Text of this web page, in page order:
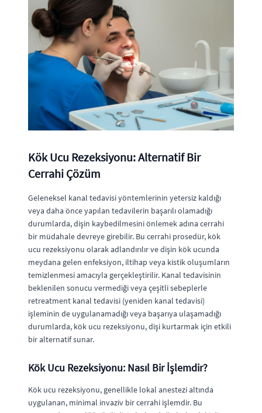
Kök Ucu Rezeksiyonu: Alternatif Bir
Cerrahi Çözüm
Geleneksel kanal tedavisi yöntemlerinin yetersiz kaldığı
veya daha önce yapılan tedavilerin başarılı olamadığı
durumlarda, dişin kaybedilmesini önlemek adına cerrahi
bir müdahale devreye girebilir. Bu cerrahi prosedür, kök
ucu rezeksiyonu olarak adlandırılır ve dişin kök ucunda
meydana gelen enfeksiyon, iltihap veya kistik oluşumların
temizlenmesi amacıyla gerçekleştirilir. Kanal tedavisinin
beklenilen sonucu vermediği veya çeşitli sebeplerle
retreatment kanal tedavisi (yeniden kanal tedavisi)
işleminin de uygulanamadığı veya başarıya ulaşamadığı
durumlarda, kök ucu rezeksiyonu, dişi kurtarmak için etkili
bir alternatif sunar.
Kök Ucu Rezeksiyonu: Nasıl Bir İşlemdir?
Kök ucu rezeksiyonu, genellikle lokal anestezi altında
uygulanan, minimal invaziv bir cerrahi işlemdir. Bu